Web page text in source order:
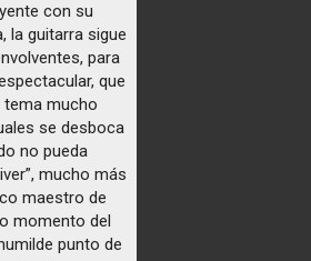
con su
la guitarra sigue
para
que
tema mucho
se desboca
no pueda
mucho más
maestro de
momento del
punto de